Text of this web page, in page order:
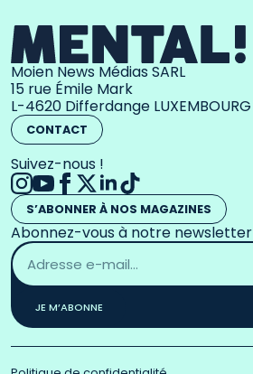
Moien News Médias SARL
15 rue Émile Mark
L-4620 Differdange LUXEMBOURG
CONTACT
Suivez-nous !
S’ABONNER À NOS MAGAZINES
Abonnez-vous à notre newsletter
Adresse
email
*
JE M’ABONNE